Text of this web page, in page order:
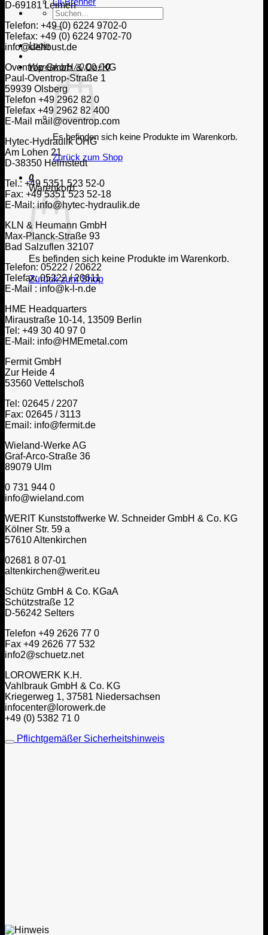
Suche
nach:
Login
Warenkorb /0,00€ 0
Es befinden sich keine Produkte im Warenkorb.
Zurück zum Shop
0
Warenkorb
Es befinden sich keine Produkte im Warenkorb.
Zurück zum Shop
D-69181 Leimen
Telefon: +49 (0) 6224 9702-0
Telefax: +49 (0) 6224 9702-70
info@dehoust.de
Oventrop GmbH & Co. KG
Paul-Oventrop-Straße 1
59939 Olsberg
Telefon +49 2962 82 0
Telefax +49 2962 82 400
E-Mail mail@oventrop.com
Hytec-Hydraulik OHG
Am Lohen 21
D-38350 Helmstedt
Tel.: +49 5351 523 52-0
Fax: +49 5351 523 52-18
E-Mail: info@hytec-hydraulik.de
KLN & Heumann GmbH
Max-Planck-Straße 93
Bad Salzuflen 32107
Telefon: 05222 / 20622
Telefax: 05222 / 20611
E-Mail : info@k-l-n.de
HME Headquarters
Miraustraße 10-14, 13509 Berlin
Tel: +49 30 40 97 0
E-Mail: info@HMEmetal.com
Fermit GmbH
Zur Heide 4
53560 Vettelschoß
Tel: 02645 / 2207
Fax: 02645 / 3113
Email: info@fermit.de
Wieland-Werke AG
Graf-Arco-Straße 36
89079 Ulm
0 731 944 0
info@wieland.com
WERIT Kunststoffwerke W. Schneider GmbH & Co. KG
Kölner Str. 59 a
57610 Altenkirchen
02681 8 07-01
altenkirchen@werit.eu
Schütz GmbH & Co. KGaA
Schützstraße 12
D-56242 Selters
Telefon +49 2626 77 0
Fax +49 2626 77 532
info2@schuetz.net
LOROWERK K.H.
Vahlbrauk GmbH & Co. KG
Kriegerweg 1, 37581 Niedersachsen
infocenter@lorowerk.de
+49 (0) 5382 71 0
Pflichtgemäßer Sicherheitshinweis